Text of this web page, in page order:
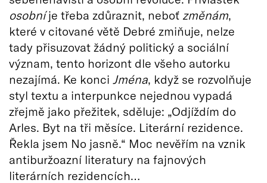
osobníje třeba zdůraznit, neboť změnám,
které v citované větě Debré zmiňuje, nelze
tady přisuzovat žádný politický a sociální
význam, tento horizont dle všeho autorku
nezajímá. Ke konci Jména, když se rozvolňuje
styl textu a interpunkce nejednou vypadá
zřejmě jako přežitek, sděluje: „Odjíždím do
Arles. Byt na tři měsíce. Literární rezidence.
Řekla jsem No jasně.“ Moc nevěřím na vznik
antiburžoazní literatury na fajnových
literárních rezidencích…